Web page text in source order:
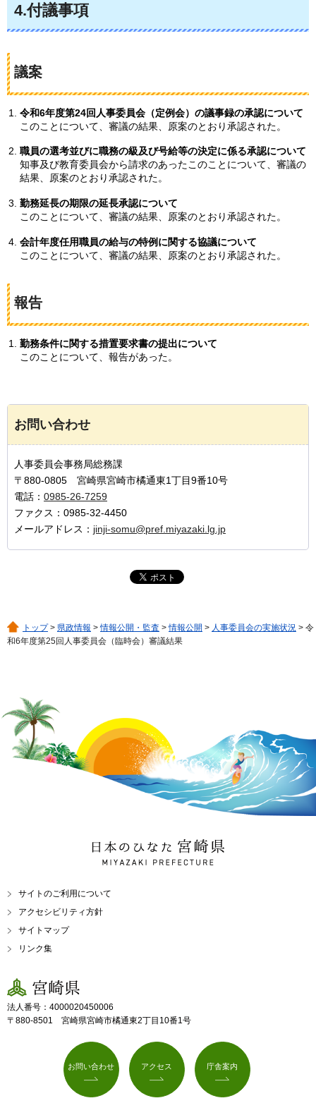
4.付議事項
議案
令和6年度第24回人事委員会（定例会）の議事録の承認について
このことについて、審議の結果、原案のとおり承認された。
職員の選考並びに職務の級及び号給等の決定に係る承認について
知事及び教育委員会から請求のあったこのことについて、審議の
結果、原案のとおり承認された。
勤務延長の期限の延長承認について
このことについて、審議の結果、原案のとおり承認された。
会計年度任用職員の給与の特例に関する協議について
このことについて、審議の結果、原案のとおり承認された。
報告
勤務条件に関する措置要求書の提出について
このことについて、報告があった。
お問い合わせ
人事委員会事務局総務課
〒880-0805 宮崎県宮崎市橘通東1丁目9番10号
電話： 0985-26-7259
ファクス：0985-32-4450
メールアドレス： jinji-somu@pref.miyazaki.lg.jp
トップ> 県政情報 >情報公開・監査 >情報公開 > 人事委員会の実施状況 > 令
和6年度第25回人事委員会（臨時会）審議結果
日本のひなた 宮崎県
MIYAZAKI PREFECTURE
サイトのご利用について
アクセシビリティ方針
サイトマップ
リンク集
宮崎県
法人番号：4000020450006
〒880-8501 宮崎県宮崎市橘通東2丁目10番1号
お問い合わせ アクセス 庁舎案内